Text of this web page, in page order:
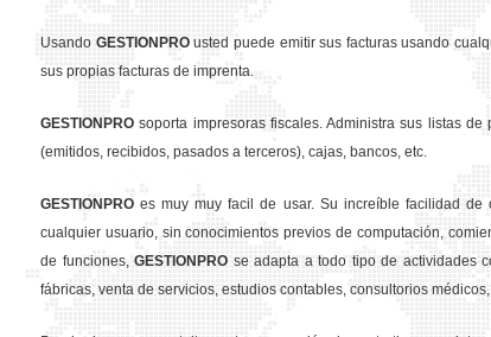
Usando GESTION PROusted puede emitir sus facturas usando
sus propias facturas de imprenta.
GESTION PRO soporta impresoras fiscales. Administra sus listas
(emitidos, recibidos, pasados a terceros), cajas, bancos, etc.
GESTION PRO es muy muy facil de usar. Su increíble facilidad
cualquier usuario, sin conocimientos previos de computación,
de funciones,GESTION PRO se adapta a todo tipo de actividades
fábricas, venta de servicios, estudios contables, consultorios